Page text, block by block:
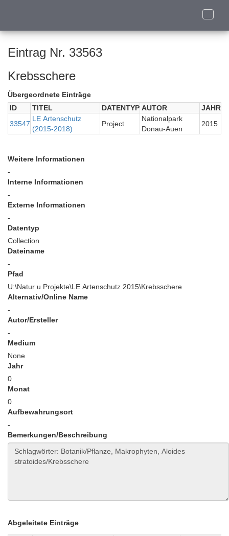
Toggle
Eintrag Nr. 33563
Krebsschere
Übergeordnete Einträge
ID
TITEL DATENTYP AUTOR
JAHR
33547
LE Artenschutz
(2015-2018)
Project
Nationalpark
Donau-Auen
2015
Weitere Informationen
-
Interne Informationen
-
Externe Informationen
-
Datentyp
Collection
Dateiname
-
Pfad
U:\Natur u Projekte\LE Artenschutz 2015\Krebsschere
Alternativ/Online Name
-
Autor/Ersteller
-
Medium
None
Jahr
0
Monat
0
Aufbewahrungsort
-
Bemerkungen/Beschreibung
Abgeleitete Einträge